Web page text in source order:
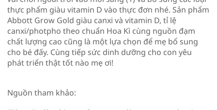
thực phẩm giàu vitamin D vào thực đơn nhé. Sản phẩm
Abbott Grow Gold giàu canxi và vitamin D, tỉ lệ
canxi/photpho theo chuẩn Hoa Kì cùng nguồn đạm
chất lượng cao cũng là một lựa chọn để mẹ bổ sung
cho bé đấy. Cùng tiếp sức dinh dưỡng cho con yêu
phát triển thật tốt nào mẹ ơi!​
Nguồn tham khảo: